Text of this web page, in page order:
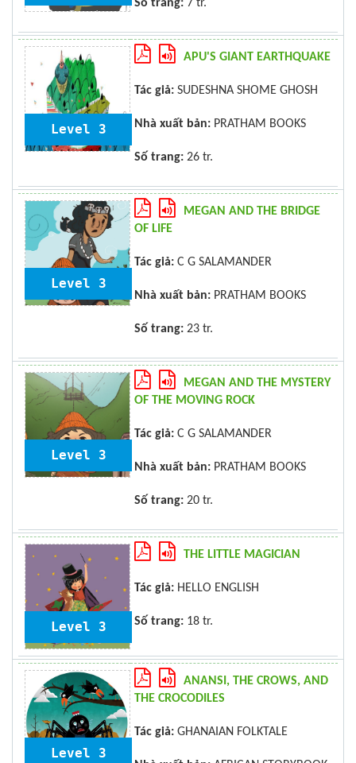
Số trang: 7 tr.
Level 3
APU'S GIANT EARTHQUAKE
Tác giả: SUDESHNA SHOME GHOSH
Nhà xuất bản: PRATHAM BOOKS
Số trang: 26 tr.
Level 3
MEGAN AND THE BRIDGE
OF LIFE
Tác giả: C G SALAMANDER
Nhà xuất bản: PRATHAM BOOKS
Số trang: 23 tr.
Level 3
MEGAN AND THE MYSTERY
OF THE MOVING ROCK
Tác giả: C G SALAMANDER
Nhà xuất bản: PRATHAM BOOKS
Số trang: 20 tr.
Level 3
THE LITTLE MAGICIAN
Tác giả: HELLO ENGLISH
Số trang: 18 tr.
Level 3
ANANSI, THE CROWS, AND
THE CROCODILES
Tác giả: GHANAIAN FOLKTALE